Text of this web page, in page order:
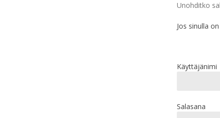
Unohditko
Jos sinulla
Käyttäjänimi
Salasana